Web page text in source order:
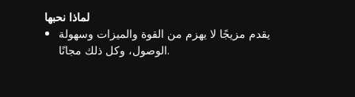
لماذا نحبها
يقدم مزيجًا لا يهزم من القوة والميزات وسهولة
الوصول، وكل ذلك مجانًا.